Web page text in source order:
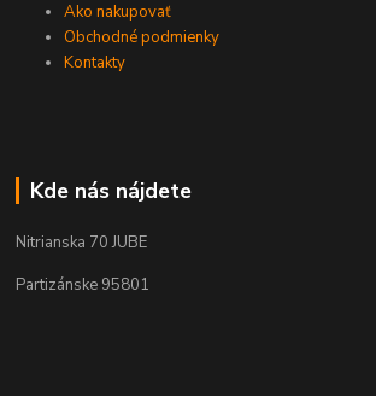
Ako nakupovať
Obchodné podmienky
Kontakty
Kde nás nájdete
Nitrianska 70 JUBE
Partizánske 95801